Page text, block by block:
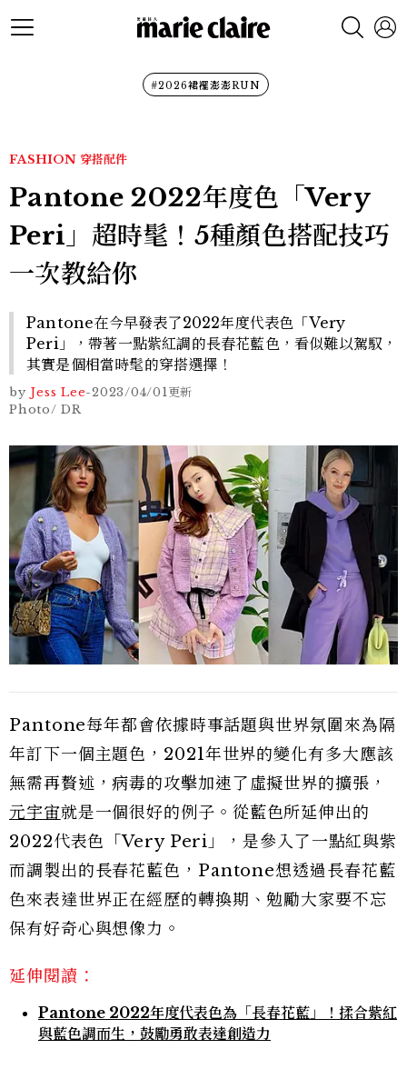
#2026裙襬澎澎RUN
FASHION 穿搭配件
Pantone 2022年度色「Very
Peri」超時髦！5種顏色搭配技巧
一次教給你
Pantone在今早發表了2022年度代表色「Very
Peri」，帶著一點紫紅調的長春花藍色，看似難以駕馭，
其實是個相當時髦的穿搭選擇！
by Jess Lee-2023/04/01更新
Photo/ DR
Pantone每年都會依據時事話題與世界氛圍來為隔
年訂下一個主題色，2021年世界的變化有多大應該
無需再贅述，病毒的攻擊加速了虛擬世界的擴張，
元宇宙就是一個很好的例子。從藍色所延伸出的
2022代表色「Very Peri」，是參入了一點紅與紫
而調製出的長春花藍色，Pantone想透過長春花藍
色來表達世界正在經歷的轉換期、勉勵大家要不忘
保有好奇心與想像力。
延伸閱讀：
Pantone 2022年度代表色為「長春花藍」！揉合紫紅
與藍色調而生，鼓勵勇敢表達創造力